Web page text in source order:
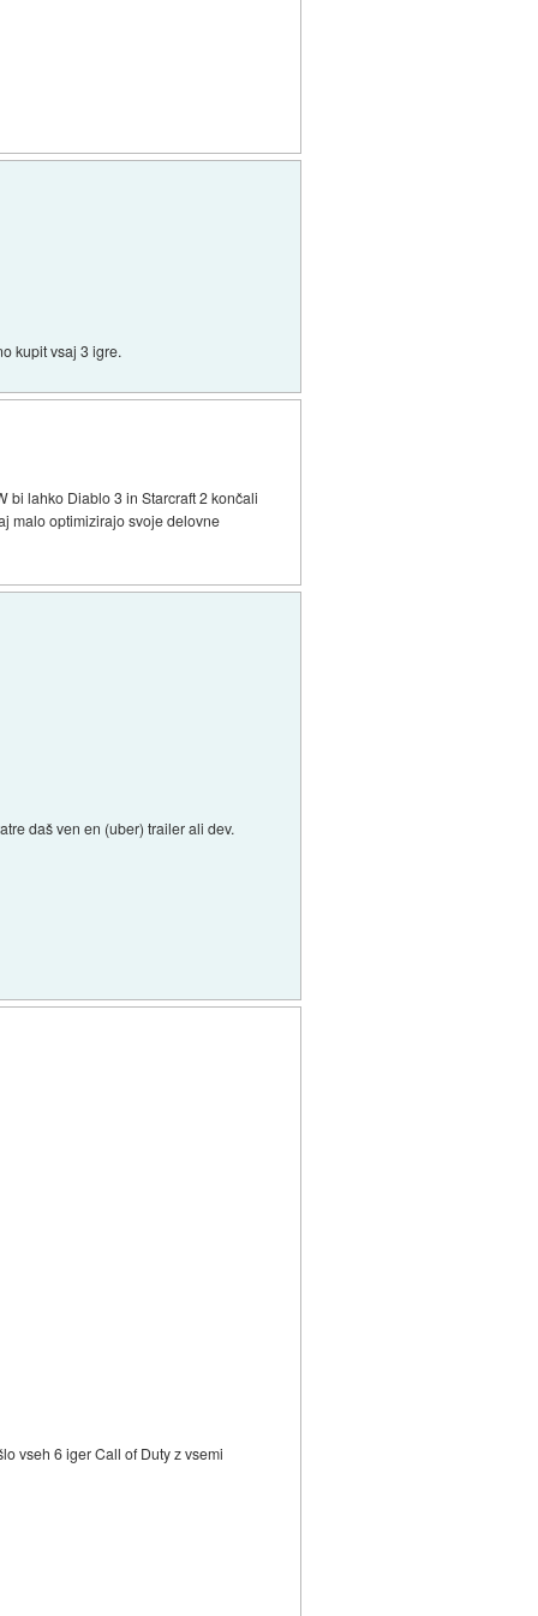
kupit vsaj 3 igre.
bi lahko Diablo 3 in Starcraft 2 končali
malo optimizirajo svoje delovne
daš ven en (uber) trailer ali dev.
vseh 6 iger Call of Duty z vsemi